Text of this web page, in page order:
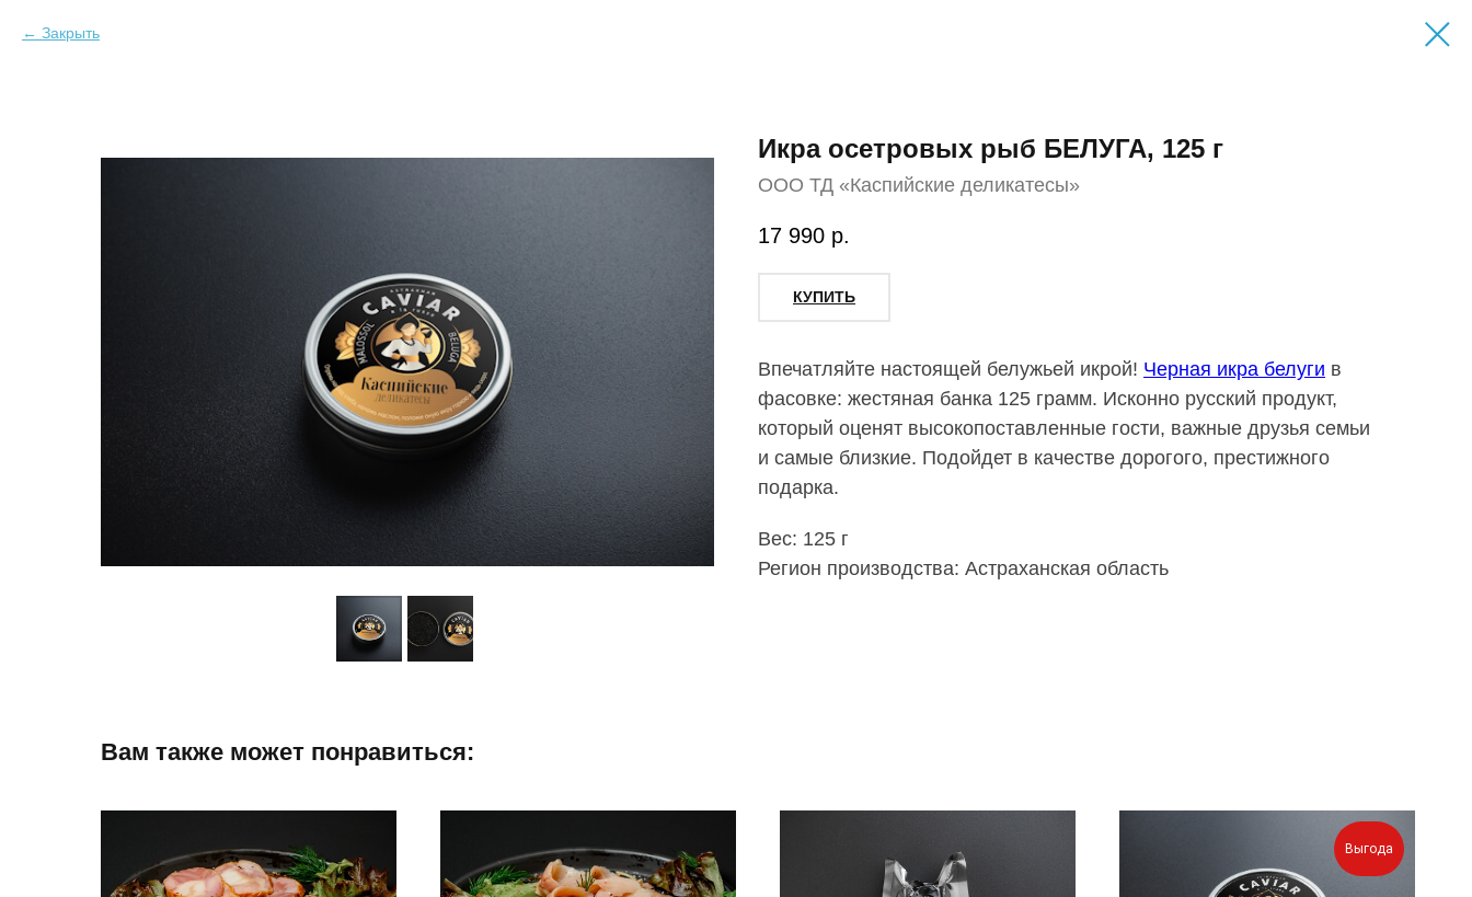
Закрыть
Икра осетровых рыб БЕЛУГА, 125 г
ООО ТД «Каспийские деликатесы»
17 990 р.
КУПИТЬ
Впечатляйте настоящей белужьей икрой! Черная икра белуги в
фасовке: жестяная банка 125 грамм. Исконно русский продукт,
который оценят высокопоставленные гости, важные друзья семьи
и самые близкие. Подойдет в качестве дорогого, престижного
подарка.
Вес: 125 г
Регион производства: Астраханская область
Вам также может понравиться:
Выгода